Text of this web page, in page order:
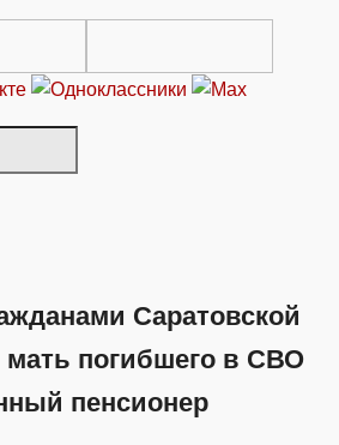
Саратовской
мать погибшего в СВО
пенсионер